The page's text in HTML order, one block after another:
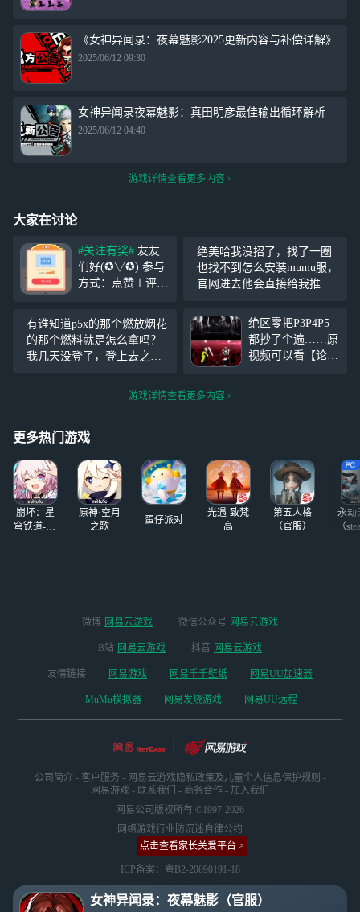
女神异闻录：夜幕魅影（官服）
《女神异闻录：夜幕魅影2025更新内容与补偿详解》
2025/06/12 09:30
女神异闻录夜幕魅影：真田明彦最佳输出循环解析
2025/06/12 04:40
游戏详情查看更多内容
大家在讨论
#关注有奖# 友友
们好(✪▽✪) 参与
方式：点赞＋评论
的友友提前说明）
【活动奖励】抽送
2张【手游时长1
h】 我最喜欢：赞
［手游时长1h］
绝美哈我没招了，找了一圈
也找不到怎么安装mumu服，
官网进去他会直接给我推荐O
又下载不了mumu模拟器，现
在只能回来给网易充钱了
有谁知道p5x的那个燃放烟花
的那个燃料就是怎么拿吗？
我几天没登了，登上去之后
了，我就没时间搞。 有没有
绝区零把P3P4P5
都抄了个遍……原
视频可以看【论绝
游戏详情查看更多内容
更多热门游戏
崩坏：星
穹铁道-4.4
原神·空月
之歌
蛋仔派对
光遇-致梵
高
第五人格
（官服）
永劫
（
微博 网易云游戏 微信公众号 网易云游戏
B站 网易云游戏 抖音 网易云游戏
友情链接 网易游戏 网易千千壁纸 网易UU加速器
MuMu模拟器 网易发烧游戏 网易UU远程
公司简介 - 客户服务 - 网易云游戏隐私政策及儿童个人信息保护规则 -
网易游戏 - 联系我们 - 商务合作 - 加入我们
网易公司版权所有 ©1997-2026
网络游戏行业防沉迷自律公约
点击查看家长关爱平台 >
ICP备案：粤B2-20090191-18